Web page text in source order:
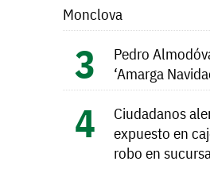
Monclova
Pedro
‘Amarga
Ciudadanos
expuesto en
robo en